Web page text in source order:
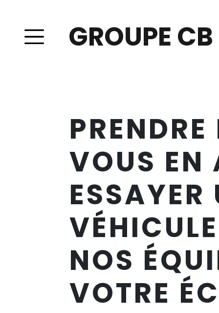
GROUPE
VOUS EN
ESSAYER
NOS
VOTRE